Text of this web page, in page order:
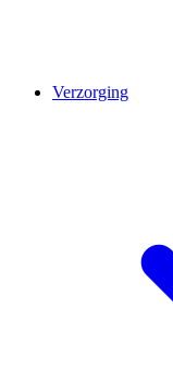
Verzorging